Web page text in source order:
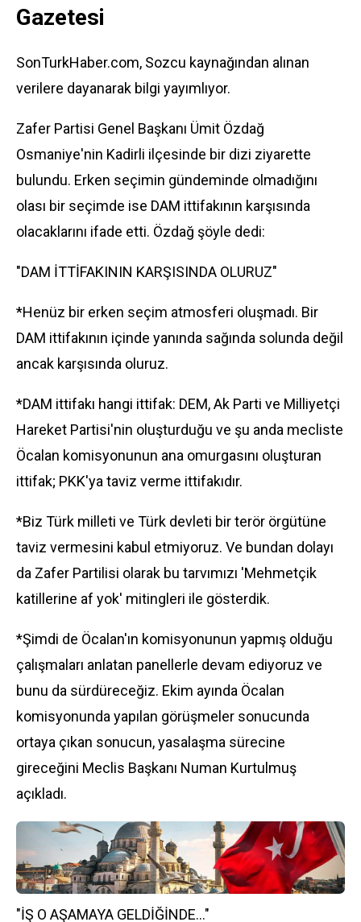
Gazetesi
SonTurkHaber.com, Sozcu kaynağından alınan
verilere dayanarak bilgi yayımlıyor.
Zafer Partisi Genel Başkanı Ümit Özdağ
Osmaniye'nin Kadirli ilçesinde bir dizi ziyarette
bulundu. Erken seçimin gündeminde olmadığını
olası bir seçimde ise DAM ittifakının karşısında
olacaklarını ifade etti. Özdağ şöyle dedi:
"DAM İTTİFAKININ KARŞISINDA OLURUZ"
*Henüz bir erken seçim atmosferi oluşmadı. Bir
DAM ittifakının içinde yanında sağında solunda değil
ancak karşısında oluruz.
*DAM ittifakı hangi ittifak: DEM, Ak Parti ve Milliyetçi
Hareket Partisi'nin oluşturduğu ve şu anda mecliste
Öcalan komisyonunun ana omurgasını oluşturan
ittifak; PKK'ya taviz verme ittifakıdır.
*Biz Türk milleti ve Türk devleti bir terör örgütüne
taviz vermesini kabul etmiyoruz. Ve bundan dolayı
da Zafer Partilisi olarak bu tarvımızı 'Mehmetçik
katillerine af yok' mitingleri ile gösterdik.
*Şimdi de Öcalan'ın komisyonunun yapmış olduğu
çalışmaları anlatan panellerle devam ediyoruz ve
bunu da sürdüreceğiz. Ekim ayında Öcalan
komisyonunda yapılan görüşmeler sonucunda
ortaya çıkan sonucun, yasalaşma sürecine
gireceğini Meclis Başkanı Numan Kurtulmuş
açıkladı.
"İŞ O AŞAMAYA GELDİĞİNDE..."